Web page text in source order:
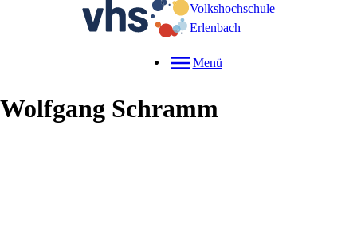
Volkshochschule
Erlenbach
Menü
Wolfgang Schramm